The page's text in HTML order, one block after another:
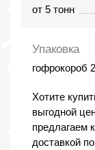
от 5 тонн
Упаковка
гофрокороб
Хотите
выгодной
предлагаем
доставкой